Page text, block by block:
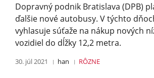
Dopravný podnik Bratislava (DPB)
ďalšie nové autobusy. V týchto
vyhlasuje súťaže na nákup nových
vozidiel do dĺžky 12,2 metra.
30. júl 2021 han RÔZNE